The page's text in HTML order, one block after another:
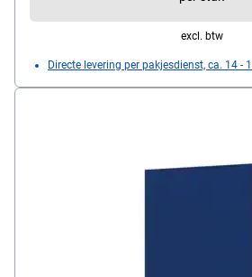
excl. btw
Directe levering per pakjesdienst, ca. 14 -